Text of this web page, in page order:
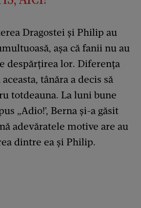
Dragostei și Philip au
așa că fanii nu au
despărțirea lor. Diferența
tânăra a decis să
totdeauna. La luni bune
„Adio!', Berna și-a găsit
adevăratele motive are au
dintre ea și Philip.